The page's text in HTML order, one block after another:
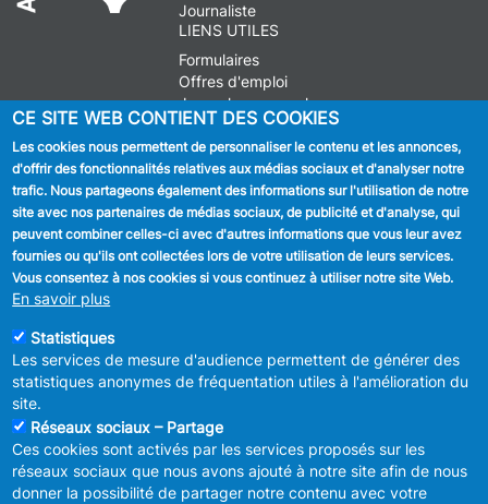
Journaliste
LIENS UTILES
Formulaires
Offres d'emploi
Journal communal
Stationnement
SUIVEZ NOUS
Facebook
Linkedin
MENU
FOOTER
LEGAL
Déclaration de confidentialité
Déclaration d'accessibilité
CE SITE WEB CONTIENT DES COOKIES
Les cookies nous permettent de personnaliser le contenu et les annonces,
d'offrir des fonctionnalités relatives aux médias sociaux et d'analyser notre
trafic. Nous partageons également des informations sur l'utilisation de notre
site avec nos partenaires de médias sociaux, de publicité et d'analyse, qui
peuvent combiner celles-ci avec d'autres informations que vous leur avez
fournies ou qu'ils ont collectées lors de votre utilisation de leurs services.
Vous consentez à nos cookies si vous continuez à utiliser notre site Web.
En savoir plus
Statistiques
Les services de mesure d'audience permettent de générer des
statistiques anonymes de fréquentation utiles à l'amélioration du
site.
Réseaux sociaux – Partage
Ces cookies sont activés par les services proposés sur les
réseaux sociaux que nous avons ajouté à notre site afin de nous
donner la possibilité de partager notre contenu avec votre